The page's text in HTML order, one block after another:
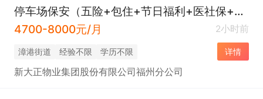
停车场保安（五险+包住+节日福利+医社保+高温补贴）
4700-8000元/月
2小时前
​漳港街道 经验不限 学历不限 详情
新大正物业集团股份有限公司福州分公司